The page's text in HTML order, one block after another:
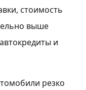
стоимость
выше
и
резко